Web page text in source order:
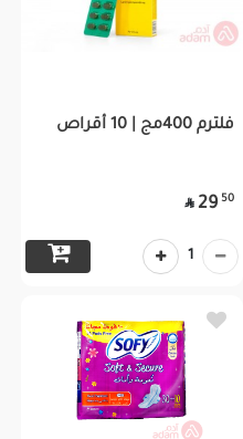
فلترم 400مج | 10 أقراص
50
29

1